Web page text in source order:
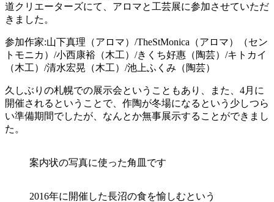
道クリエーターズにて、アロマと工芸展に参加させていただ
きました。
参加作家:山下真理（アロマ）/TheStMonica（アロマ）（セン
トモニカ）/小西康裕（木工）/きくち好惠（陶芸）/キトカイ
（木工）/清水宏晃（木工）/池上ふくみ（陶芸）
久しぶりの札幌での展示会ということもあり、また、4月に
開催されるということで、作陶が冬場になるという少しつら
い準備期間でしたが、なんとか無事展示することができまし
た。
案内状の写真に使った角皿です
2016年に開催した長沼の食を愉しむという